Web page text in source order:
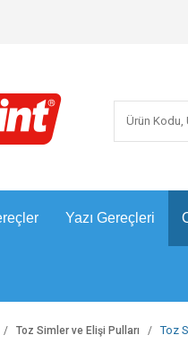
Yazı Gereçleri
Toz Simler ve Elişi Pulları Toz